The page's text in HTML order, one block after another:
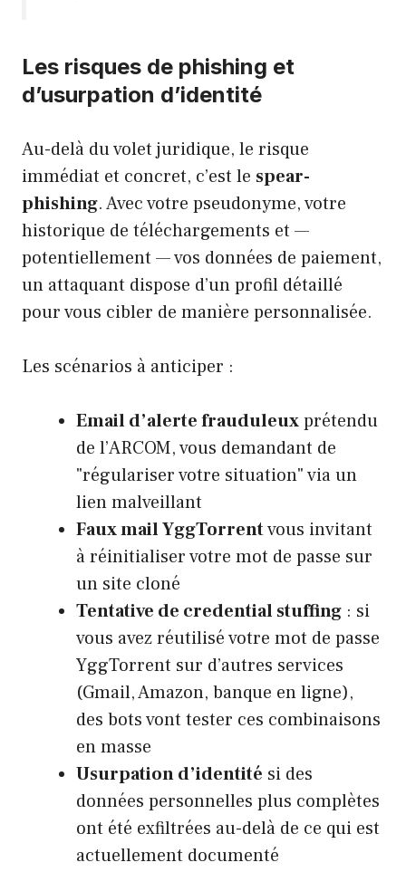
Les risques de phishing et
d’usurpation d’identité
Au-delà du volet juridique, le risque
immédiat et concret, c’est le spear-
phishing. Avec votre pseudonyme, votre
historique de téléchargements et —
potentiellement — vos données de paiement,
un attaquant dispose d’un profil détaillé
pour vous cibler de manière personnalisée.
Les scénarios à anticiper :
Email d’alerte frauduleuxprétendu
de l’ARCOM, vous demandant de
"régulariser votre situation" via un
lien malveillant
Faux mail YggTorrentvous invitant
à réinitialiser votre mot de passe sur
un site cloné
Tentative de credential stuffing : si
vous avez réutilisé votre mot de passe
YggTorrent sur d’autres services
(Gmail, Amazon, banque en ligne),
des bots vont tester ces combinaisons
en masse
Usurpation d’identité si des
données personnelles plus complètes
ont été exfiltrées au-delà de ce qui est
actuellement documenté